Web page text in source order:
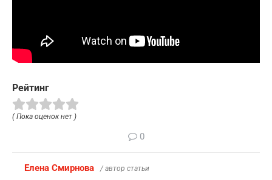
Рейтинг
( Пока оценок нет )
0
Елена Смирнова / автор статьи